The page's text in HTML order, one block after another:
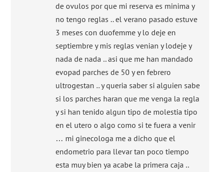
de ovulos por que mi reserva es minima y
no tengo reglas .. el verano pasado estuve
3 meses con duofemme y lo deje en
septiembre y mis reglas venian y lodeje y
nada de nada .. asi que me han mandado
evopad parches de 50 y en febrero
ultrogestan .. y queria saber si alguien sabe
si los parches haran que me venga la regla
y si han tenido algun tipo de molestia tipo
en el utero o algo como si te fuera a venir
… mi ginecologa me a dicho que el
endometrio para llevar tan poco tiempo
esta muy bien ya acabe la primera caja ..